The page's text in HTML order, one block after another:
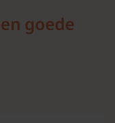
goede